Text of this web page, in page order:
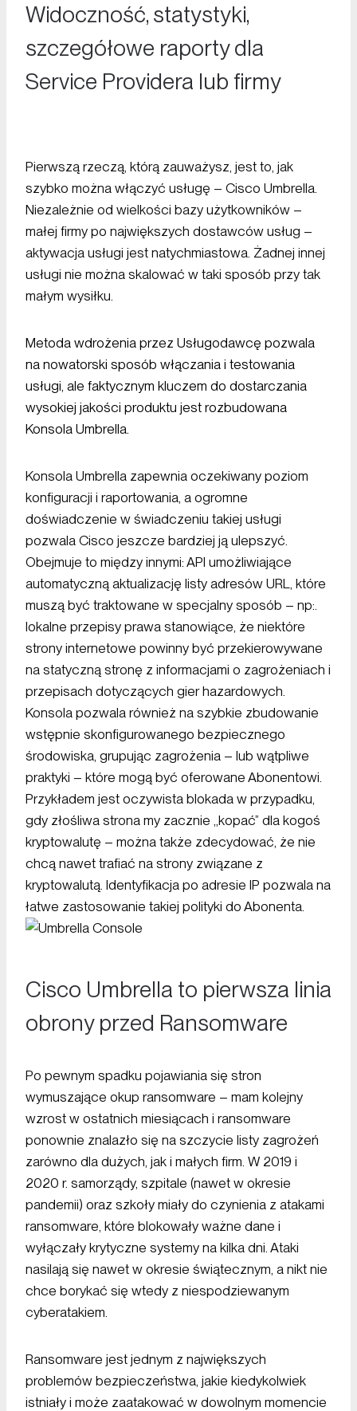
Widoczność, statystyki,
szczegółowe raporty dla
Service Providera lub firmy
Pierwszą rzeczą, którą zauważysz, jest to, jak
szybko można włączyć usługę – Cisco Umbrella.
Niezależnie od wielkości bazy użytkowników –
małej firmy po największych dostawców usług –
aktywacja usługi jest natychmiastowa. Żadnej innej
usługi nie można skalować w taki sposób przy tak
małym wysiłku.
Metoda wdrożenia przez Usługodawcę pozwala
na nowatorski sposób włączania i testowania
usługi, ale faktycznym kluczem do dostarczania
wysokiej jakości produktu jest rozbudowana
Konsola Umbrella.
Konsola Umbrella zapewnia oczekiwany poziom
konfiguracji i raportowania, a ogromne
doświadczenie w świadczeniu takiej usługi
pozwala Cisco jeszcze bardziej ją ulepszyć.
Obejmuje to między innymi: API umożliwiające
automatyczną aktualizację listy adresów URL, które
muszą być traktowane w specjalny sposób – np:.
lokalne przepisy prawa stanowiące, że niektóre
strony internetowe powinny być przekierowywane
na statyczną stronę z informacjami o zagrożeniach i
przepisach dotyczących gier hazardowych.
Konsola pozwala również na szybkie zbudowanie
wstępnie skonfigurowanego bezpiecznego
środowiska, grupując zagrożenia – lub wątpliwe
praktyki – które mogą być oferowane Abonentowi.
Przykładem jest oczywista blokada w przypadku,
gdy złośliwa strona my zacznie „kopać” dla kogoś
kryptowalutę – można także zdecydować, że nie
chcą nawet trafiać na strony związane z
kryptowalutą. Identyfikacja po adresie IP pozwala na
łatwe zastosowanie takiej polityki do Abonenta.
Cisco Umbrella to pierwsza linia
obrony przed Ransomware
Po pewnym spadku pojawiania się stron
wymuszające okup ransomware – mam kolejny
wzrost w ostatnich miesiącach i ransomware
ponownie znalazło się na szczycie listy zagrożeń
zarówno dla dużych, jak i małych firm. W 2019 i
2020 r. samorządy, szpitale (nawet w okresie
pandemii) oraz szkoły miały do czynienia z atakami
ransomware, które blokowały ważne dane i
wyłączały krytyczne systemy na kilka dni. Ataki
nasilają się nawet w okresie świątecznym, a nikt nie
chce borykać się wtedy z niespodziewanym
cyberatakiem.
Ransomware jest jednym z największych
problemów bezpieczeństwa, jakie kiedykolwiek
istniały i może zaatakować w dowolnym momencie